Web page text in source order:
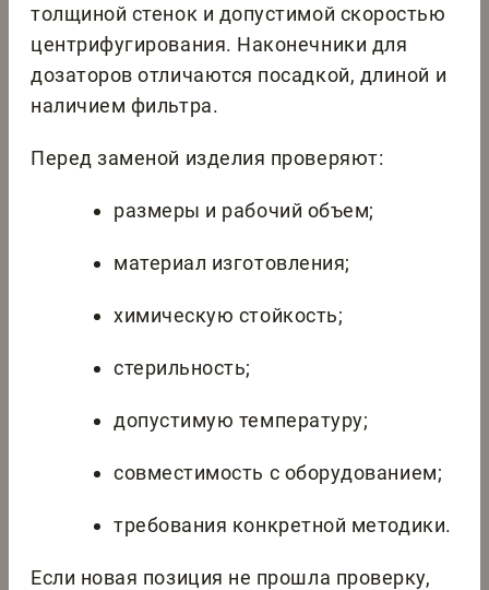
толщиной стенок и допустимой скоростью
центрифугирования. Наконечники для
дозаторов отличаются посадкой, длиной и
наличием фильтра.
Перед заменой изделия проверяют:
размеры и рабочий объем;
материал изготовления;
химическую стойкость;
стерильность;
допустимую температуру;
совместимость с оборудованием;
требования конкретной методики.
Если новая позиция не прошла проверку,